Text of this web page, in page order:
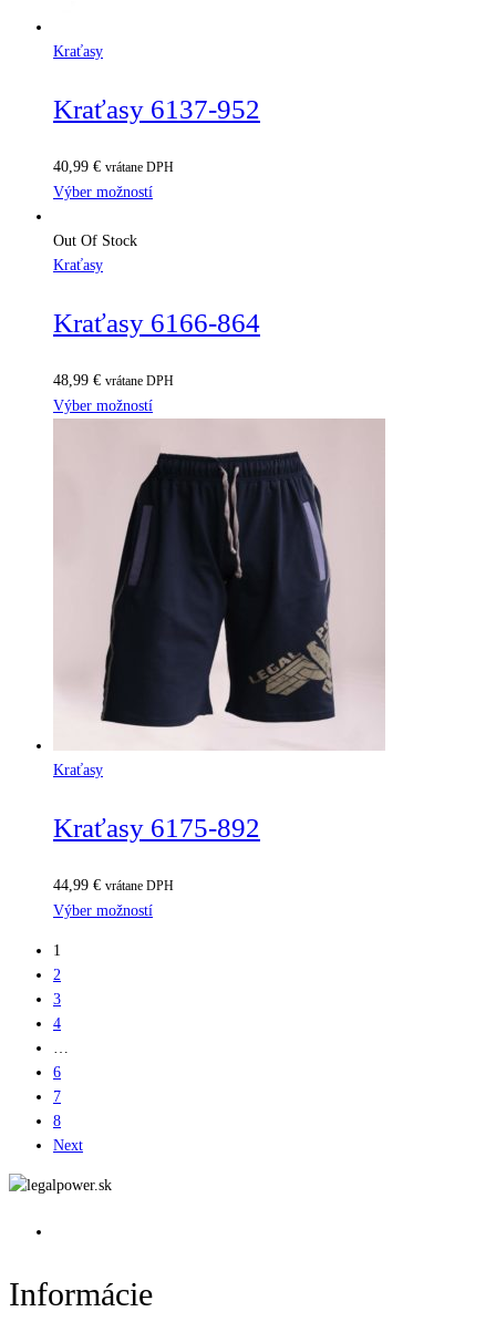
Kraťasy
Kraťasy 6137-952
40,99 € vrátane DPH
Výber možností
Out Of Stock
Kraťasy
Kraťasy 6166-864
48,99 € vrátane DPH
Výber možností
Kraťasy
Kraťasy 6175-892
44,99 € vrátane DPH
Výber možností
1
2
3
4
6
7
8
Next
Informácie